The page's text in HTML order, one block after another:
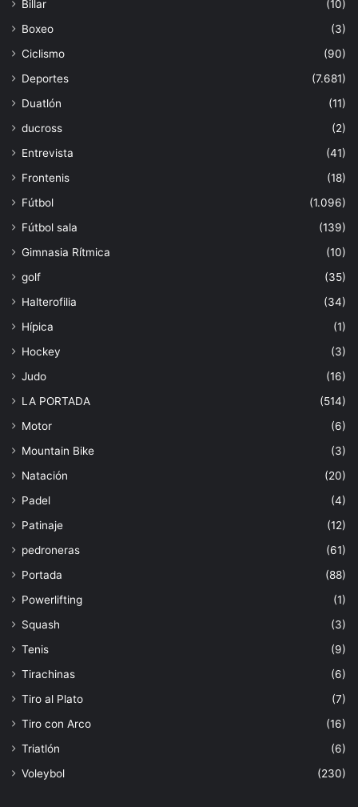
Billar
(10)
Boxeo
(3)
Ciclismo
(90)
Deportes
(7.681)
Duatlón
(11)
ducross
(2)
Entrevista
(41)
Frontenis
(18)
Fútbol
(1.096)
Fútbol sala
(139)
Gimnasia Rítmica
(10)
golf
(35)
Halterofilia
(34)
Hípica
(1)
Hockey
(3)
Judo
(16)
LA PORTADA
(514)
Motor
(6)
Mountain Bike
(3)
Natación
(20)
Padel
(4)
Patinaje
(12)
pedroneras
(61)
Portada
(88)
Powerlifting
(1)
Squash
(3)
Tenis
(9)
Tirachinas
(6)
Tiro al Plato
(7)
Tiro con Arco
(16)
Triatlón
(6)
Voleybol
(230)